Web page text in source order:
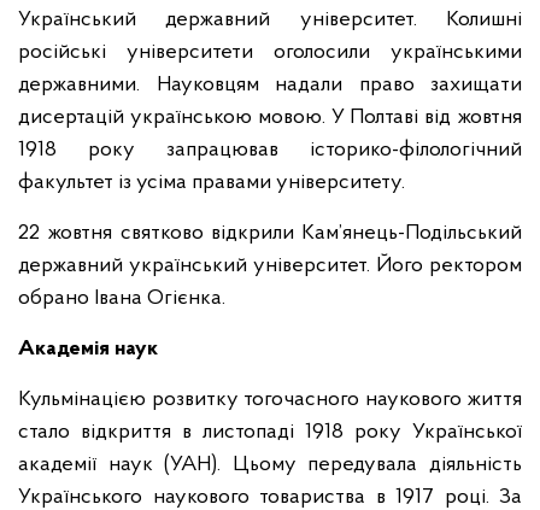
Український державний університет. Колишні
російські університети оголосили українськими
державними. Науковцям надали право захищати
дисертацій українською мовою. У Полтаві від жовтня
1918 року запрацював історико-філологічний
факультет із усіма правами університету.
22 жовтня святково відкрили Кам’янець-Подільський
державний український університет. Його ректором
обрано Івана Огієнка.
Академія наук
Кульмінацією розвитку тогочасного наукового життя
стало відкриття в листопаді 1918 року Української
академії наук (УАН). Цьому передувала діяльність
Українського наукового товариства в 1917 році. За